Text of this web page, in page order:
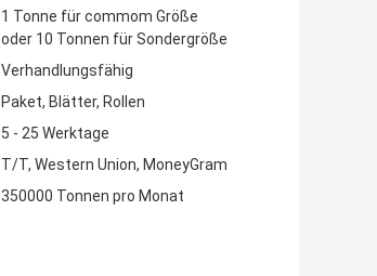
1 Tonne für commom Größe
oder 10 Tonnen für Sondergröße
Verhandlungsfähig
Paket, Blätter, Rollen
5 - 25 Werktage
T/T, Western Union, MoneyGram
350000 Tonnen pro Monat